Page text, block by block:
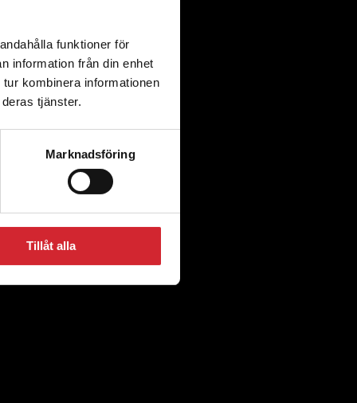
funktioner för
information från din enhet
kombinera informationen
tjänster.
Marknadsföring
Tillåt alla